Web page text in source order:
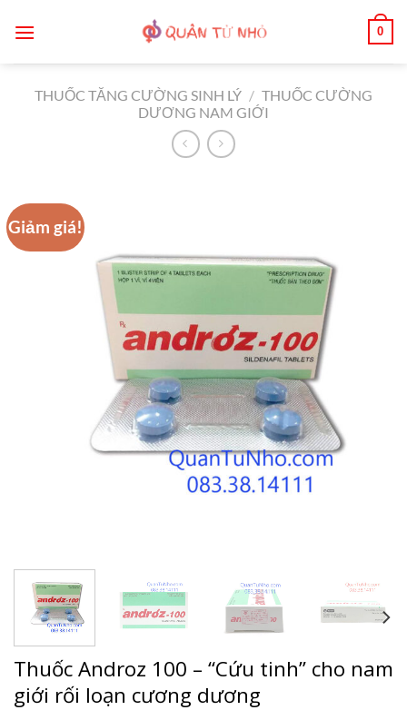
qua
0
THUỐC TĂNG CƯỜNG SINH LÝ / THUỐC CƯỜNG
DƯƠNG NAM GIỚI
Giảm giá!
Thuốc Androz 100 – “Cứu tinh” cho nam
giới rối loạn cương dương